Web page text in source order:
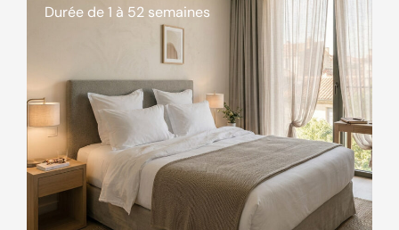
Durée de 1 à 52 semaines